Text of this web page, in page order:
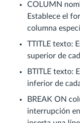
COLUMN
Establece el
columna
TTITLE texto:
superior de
BTITLE texto:
inferior de
BREAK ON
interrupción